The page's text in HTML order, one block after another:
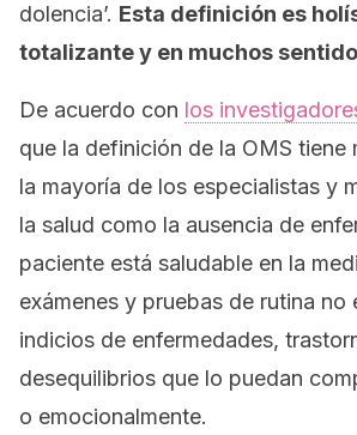
dolencia’. Esta definición es
totalizante y en muchos
De acuerdo con los
que la definición de la OMS tiene
la mayoría de los especialistas y
la salud como la ausencia de
paciente está saludable en la
exámenes y pruebas de rutina no
indicios de enfermedades,
desequilibrios que lo puedan
o emocionalmente.